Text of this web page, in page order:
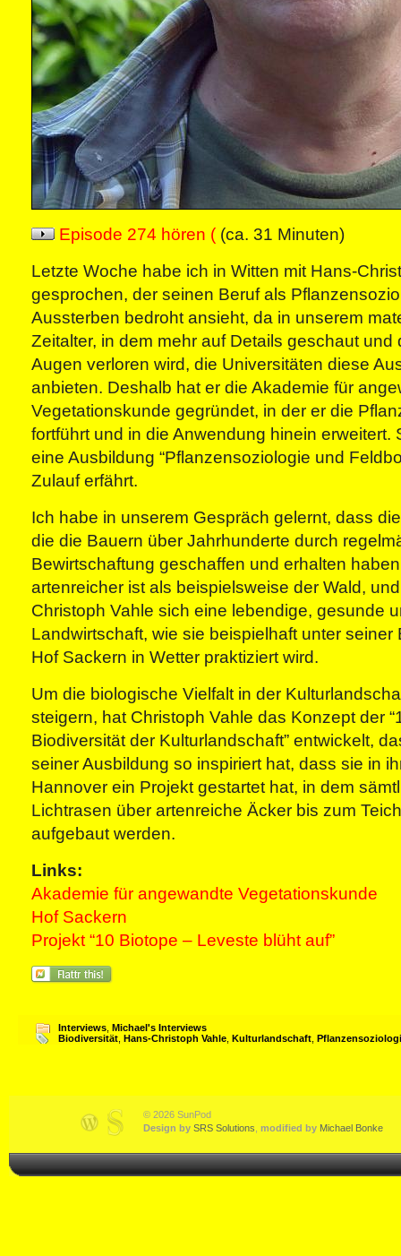
Episode 274 hören ( (ca. 31 Minuten)
Letzte Woche habe ich in Witten mit Hans-
gesprochen, der seinen Beruf als
Aussterben bedroht ansieht, da in unserem
Zeitalter, in dem mehr auf Details geschaut
Augen verloren wird, die Universitäten diese
anbieten. Deshalb hat er die Akademie für
Vegetationskunde gegründet, in der er die
fortführt und in die Anwendung hinein erweitert.
eine Ausbildung “Pflanzensoziologie und
Zulauf erfährt.
Ich habe in unserem Gespräch gelernt, dass
die die Bauern über Jahrhunderte durch
Bewirtschaftung geschaffen und erhalten
artenreicher ist als beispielsweise der Wald,
Christoph Vahle sich eine lebendige, gesunde
Landwirtschaft, wie sie beispielhaft unter seiner
Hof Sackern in Wetter praktiziert wird.
Um die biologische Vielfalt in der
steigern, hat Christoph Vahle das Konzept der
Biodiversität der Kulturlandschaft” entwickelt,
seiner Ausbildung so inspiriert hat, dass sie in
Hannover ein Projekt gestartet hat, in dem
Lichtrasen über artenreiche Äcker bis zum
aufgebaut werden.
Links:
Akademie für angewandte Vegetationskunde
Hof Sackern
Projekt “10 Biotope – Leveste blüht auf”
Interviews Michael's Interviews
Biodiversität Hans-Christoph Vahle Kulturlandschaft
© 2026 SunPod
Design by SRS Solutions modified by Michael Bonke